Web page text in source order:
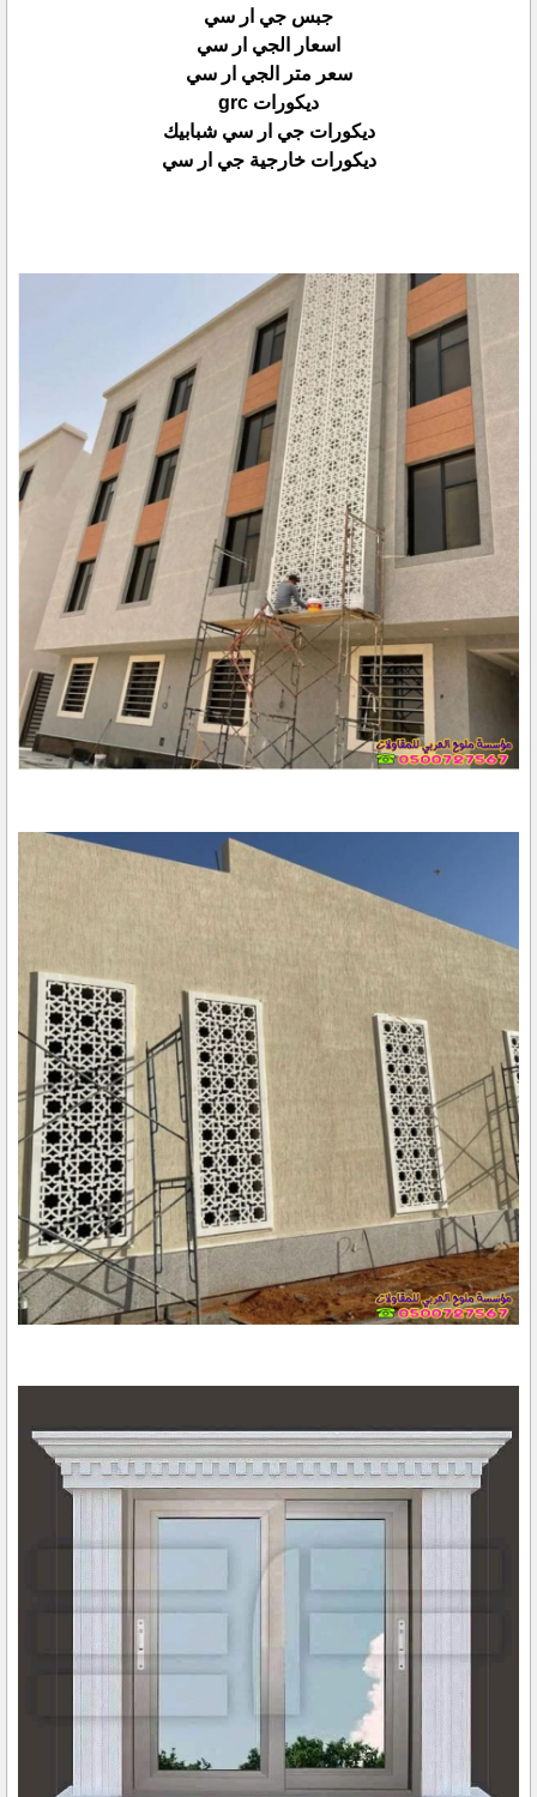
جبس جي ار سي
اسعار الجي ار سي
سعر متر الجي ار سي
ديكورات grc
ديكورات جي ار سي شبابيك
ديكورات خارجية جي ار سي